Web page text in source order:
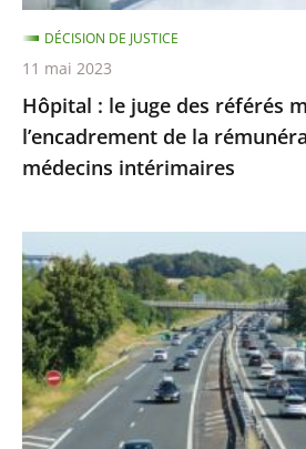
la
rémunération
des
médecins
intérimaires
Hôpital : le juge des référés
l’encadrement de la
médecins intérimaires
DÉCISION DE JUSTICE
11 mai 2023
Autoroute
A69
:
l’abattage
des
alignements
d’arbres